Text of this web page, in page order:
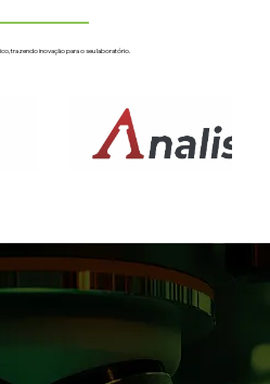
trazendo inovação para o seu laboratório.